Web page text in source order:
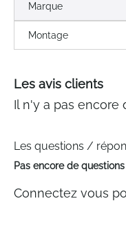
Marque
Montage
Les avis clients
Il n'y a pas encore
Les questions /
Pas encore de questions
Connectez vous